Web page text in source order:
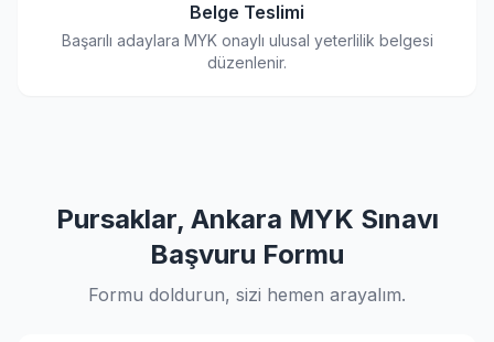
Belge Teslimi
Başarılı adaylara MYK onaylı ulusal yeterlilik belgesi
düzenlenir.
Pursaklar, Ankara MYK Sınavı
Başvuru Formu
Formu doldurun, sizi hemen arayalım.